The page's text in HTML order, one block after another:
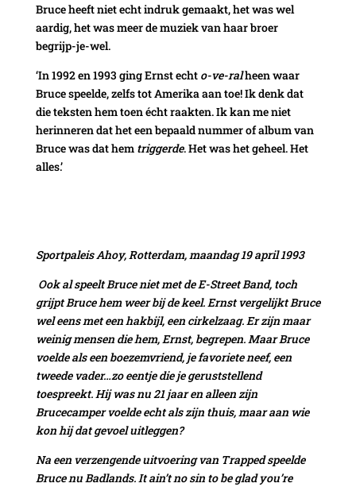
Bruce heeft niet echt indruk gemaakt, het was wel
aardig, het was meer de muziek van haar broer
begrijp-je-wel.
‘In 1992 en 1993 ging Ernst echt o-ve-ralheen waar
Bruce speelde, zelfs tot Amerika aan toe! Ik denk dat
die teksten hem toen écht raakten. Ik kan me niet
herinneren dat het een bepaald nummer of album van
Bruce was dat hem triggerde. Het was het geheel. Het
alles.’
Sportpaleis Ahoy, Rotterdam, maandag 19 april 1993
Ook al speelt Bruce niet met de E-Street Band, toch
grijpt Bruce hem weer bij de keel. Ernst vergelijkt Bruce
wel eens met een hakbijl, een cirkelzaag. Er zijn maar
weinig mensen die hem, Ernst, begrepen. Maar Bruce
voelde als een boezemvriend, je favoriete neef, een
tweede vader…zo eentje die je geruststellend
toespreekt. Hij was nu 21 jaar en alleen zijn
Brucecamper voelde echt als zijn thuis, maar aan wie
kon hij dat gevoel uitleggen?
Na een verzengende uitvoering van Trapped speelde
Bruce nu Badlands. It ain’t no sin to be glad you’re